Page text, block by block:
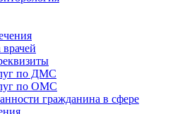
по ДМС
по ОМС
гражданина в сфере